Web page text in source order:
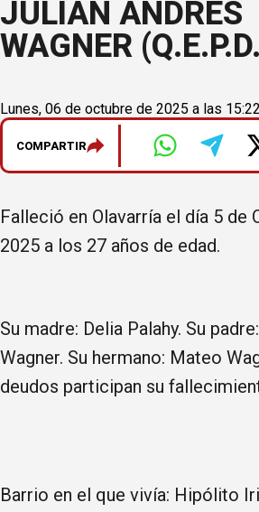
JULIAN ANDRES
WAGNER
Lunes, 06 de octubre de 2025 a las 15:22
COMPARTIR
Falleció en Olavarría el día 5 de
2025 a los 27 años de edad.
Su madre: Delia Palahy. Su
Wagner. Su hermano: Mateo
deudos participan su
Barrio en el que vivía: Hipólito